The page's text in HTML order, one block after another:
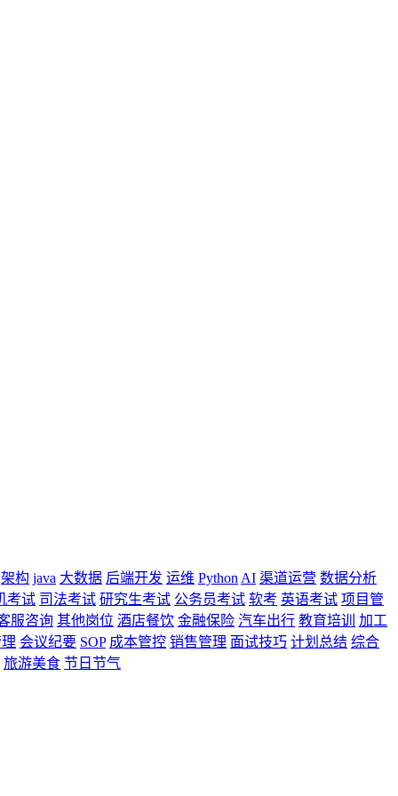
架构 java 大数据 后端开发 运维 Python AI 渠道运营 数据分析
考试 司法考试 研究生考试 公务员考试 软考 英语考试 项目管
服咨询 其他岗位 酒店餐饮 金融保险 汽车出行 教育培训
加工
会议纪要 SOP 成本管控 销售管理 面试技巧 计划总结 综合
旅游美食 节日节气